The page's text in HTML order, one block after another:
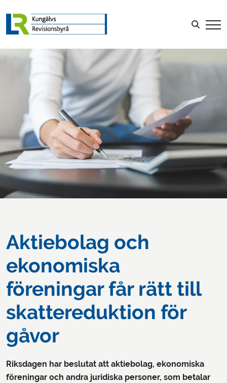
LOGGA IN
Sök efter:
Aktiebolag och
ekonomiska
föreningar får rätt till
skattereduktion för
gåvor
Riksdagen har beslutat att aktiebolag, ekonomiska
föreningar och andra juridiska personer, som betalar